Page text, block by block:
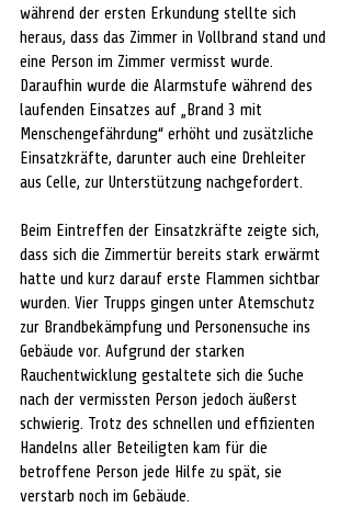
während der ersten Erkundung stellte sich
heraus, dass das Zimmer in Vollbrand stand und
eine Person im Zimmer vermisst wurde.
Daraufhin wurde die Alarmstufe während des
laufenden Einsatzes auf „Brand 3 mit
Menschengefährdung“ erhöht und zusätzliche
Einsatzkräfte, darunter auch eine Drehleiter
aus Celle, zur Unterstützung nachgefordert.
Beim Eintreffen der Einsatzkräfte zeigte sich,
dass sich die Zimmertür bereits stark erwärmt
hatte und kurz darauf erste Flammen sichtbar
wurden. Vier Trupps gingen unter Atemschutz
zur Brandbekämpfung und Personensuche ins
Gebäude vor. Aufgrund der starken
Rauchentwicklung gestaltete sich die Suche
nach der vermissten Person jedoch äußerst
schwierig. Trotz des schnellen und effizienten
Handelns aller Beteiligten kam für die
betroffene Person jede Hilfe zu spät, sie
verstarb noch im Gebäude.